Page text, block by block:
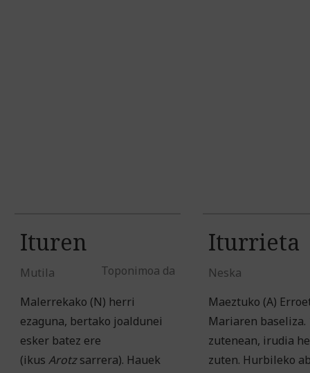
Ituren
Mutila Toponimoa da
Malerrekako (N) herri
ezaguna, bertako joaldunei
esker batez ere
(ikusArotzsarrera). Hauek
Iturrieta
Neska
Maeztuko (A)
Mariaren
zutenean, irudia
zuten. Hurbileko